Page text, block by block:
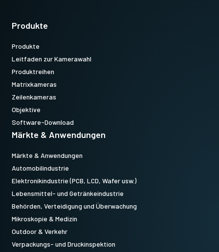
Produkte
Produkte
Leitfaden zur Kamerawahl
Produktreihen
Matrixkameras
Zeilenkameras
Objektive
Software-Download
Märkte & Anwendungen
Märkte & Anwendungen
Automobilindustrie
Elektronikindustrie (PCB, LCD, Wafer usw.)
Lebensmittel- und Getränkeindustrie
Behörden, Verteidigung und Überwachung
Mikroskopie & Medizin
Outdoor & Verkehr
Verpackungs- und Druckinspektion